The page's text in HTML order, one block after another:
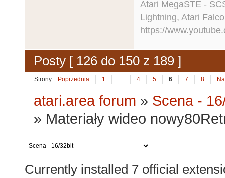
Atari MegaSTE -
Lightning, Atari
https://
Posty [ 126 do 150 z 189 ]
Strony Poprzednia 1 4 5 6 7 8
atari.area forum » Scena -
» Materiały wideo
Currently installed 7 official